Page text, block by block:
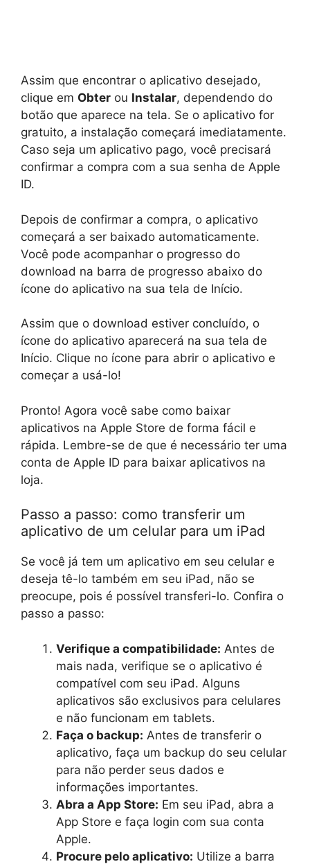
Assim que encontrar o aplicativo desejado,
clique em Obter ou Instalar, dependendo do
botão que aparece na tela. Se o aplicativo for
gratuito, a instalação começará imediatamente.
Caso seja um aplicativo pago, você precisará
confirmar a compra com a sua senha de Apple
ID.
Depois de confirmar a compra, o aplicativo
começará a ser baixado automaticamente.
Você pode acompanhar o progresso do
download na barra de progresso abaixo do
ícone do aplicativo na sua tela de Início.
Assim que o download estiver concluído, o
ícone do aplicativo aparecerá na sua tela de
Início. Clique no ícone para abrir o aplicativo e
começar a usá-lo!
Pronto! Agora você sabe como baixar
aplicativos na Apple Store de forma fácil e
rápida. Lembre-se de que é necessário ter uma
conta de Apple ID para baixar aplicativos na
loja.
Passo a passo: como transferir um
aplicativo de um celular para um iPad
Se você já tem um aplicativo em seu celular e
deseja tê-lo também em seu iPad, não se
preocupe, pois é possível transferi-lo. Confira o
passo a passo:
Verifique a compatibilidade: Antes de
mais nada, verifique se o aplicativo é
compatível com seu iPad. Alguns
aplicativos são exclusivos para celulares
e não funcionam em tablets.
Faça o backup: Antes de transferir o
aplicativo, faça um backup do seu celular
para não perder seus dados e
informações importantes.
Abra a App Store: Em seu iPad, abra a
App Store e faça login com sua conta
Apple.
Procure pelo aplicativo: Utilize a barra